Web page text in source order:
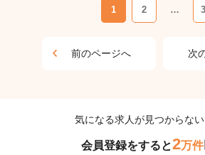
1 2 …
前のページへ 次
気になる求人が見つからな
会員登録をすると2万件